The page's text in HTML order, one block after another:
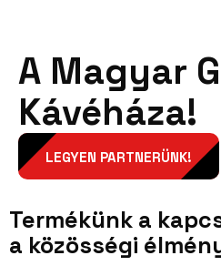
A Magyar
Kávéháza!
LEGYEN PARTNERÜNK!
Termékünk a
a közösségi